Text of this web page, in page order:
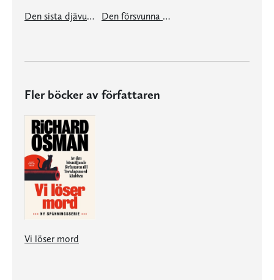
Den sista djävulen att dö Den försvunna förmögenheten
Fler böcker av författaren
Vi löser mord